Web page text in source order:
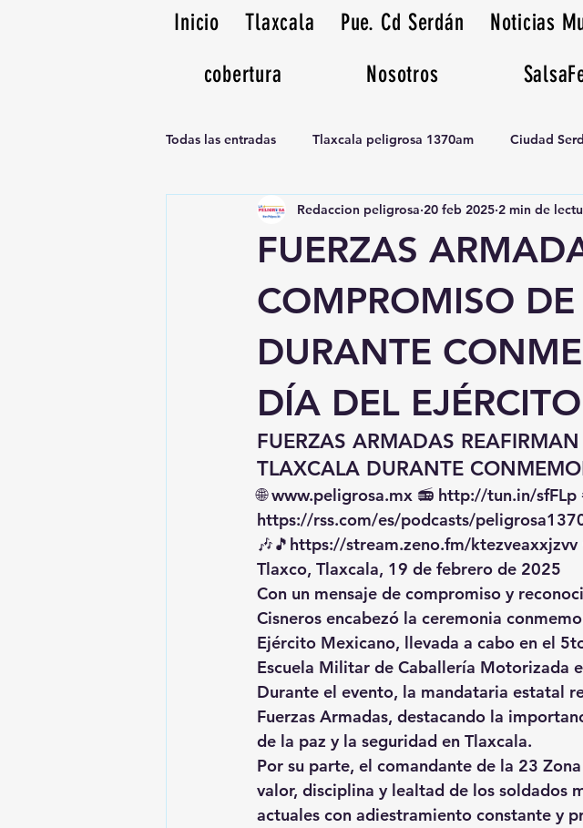
Inicio Tlaxcala Pue. Cd Serdán Noticias
cobertura
Nosotros
Todas las entradas Tlaxcala peligrosa 1370am Ciudad
Noticias Musicales radio 1370am Tianguis peligrosa
FUERZAS
COMPROMISO
DURANTE
DÍA DEL EJÉRCITO
Redaccion peligrosa 20 feb 2025 2 min de
FUERZAS ARMADAS
TLAXCALA DURANTE
🌐 www.peligrosa.mx 📻 http://tun.in/sfFLp
https://rss.com/es/podcasts/
🎶🎵 https://stream.zeno.fm/ktezveaxxjzvv
Tlaxco, Tlaxcala, 19 de febrero de 2025
Con un mensaje de compromiso y
Cisneros encabezó la ceremonia
Ejército Mexicano, llevada a cabo en el
Escuela Militar de Caballería Motorizada
Durante el evento, la mandataria estatal
Fuerzas Armadas, destacando la
de la paz y la seguridad en Tlaxcala.
Por su parte, el comandante de la 23
valor, disciplina y lealtad de los soldados
actuales con adiestramiento constante y